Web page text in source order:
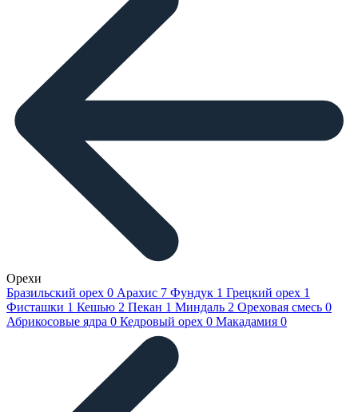
Орехи
Бразильский орех 0 Арахис 7 Фундук 1 Грецкий орех 1
Фисташки 1 Кешью 2 Пекан 1 Миндаль 2 Ореховая смесь 0
Абрикосовые ядра 0 Кедровый орех 0 Макадамия 0